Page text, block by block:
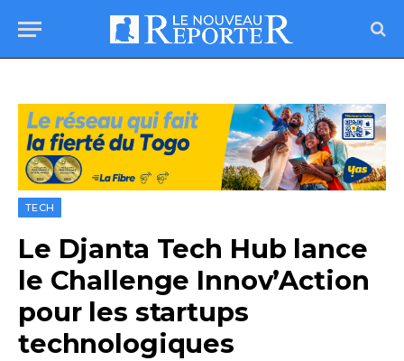
TECH
Le Djanta Tech Hub lance
le Challenge Innov’Action
pour les startups
technologiques